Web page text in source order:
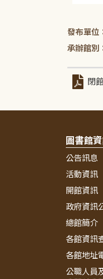
發布單位
承辦館別
閉
圖書館
公告訊息
活動資訊
開館資訊
政府資訊
總館簡介
各館資訊
各館地址
公職人員